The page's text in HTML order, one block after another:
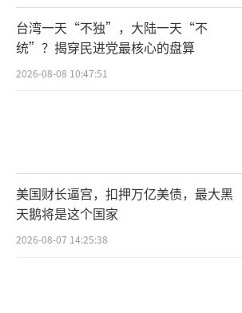
台湾一天“不独”，大陆一天“不
统”？揭穿民进党最核心的盘算
2026-08-08 10:47:51
美国财长逼宫，扣押万亿美债，最大黑
天鹅将是这个国家
2026-08-07 14:25:38